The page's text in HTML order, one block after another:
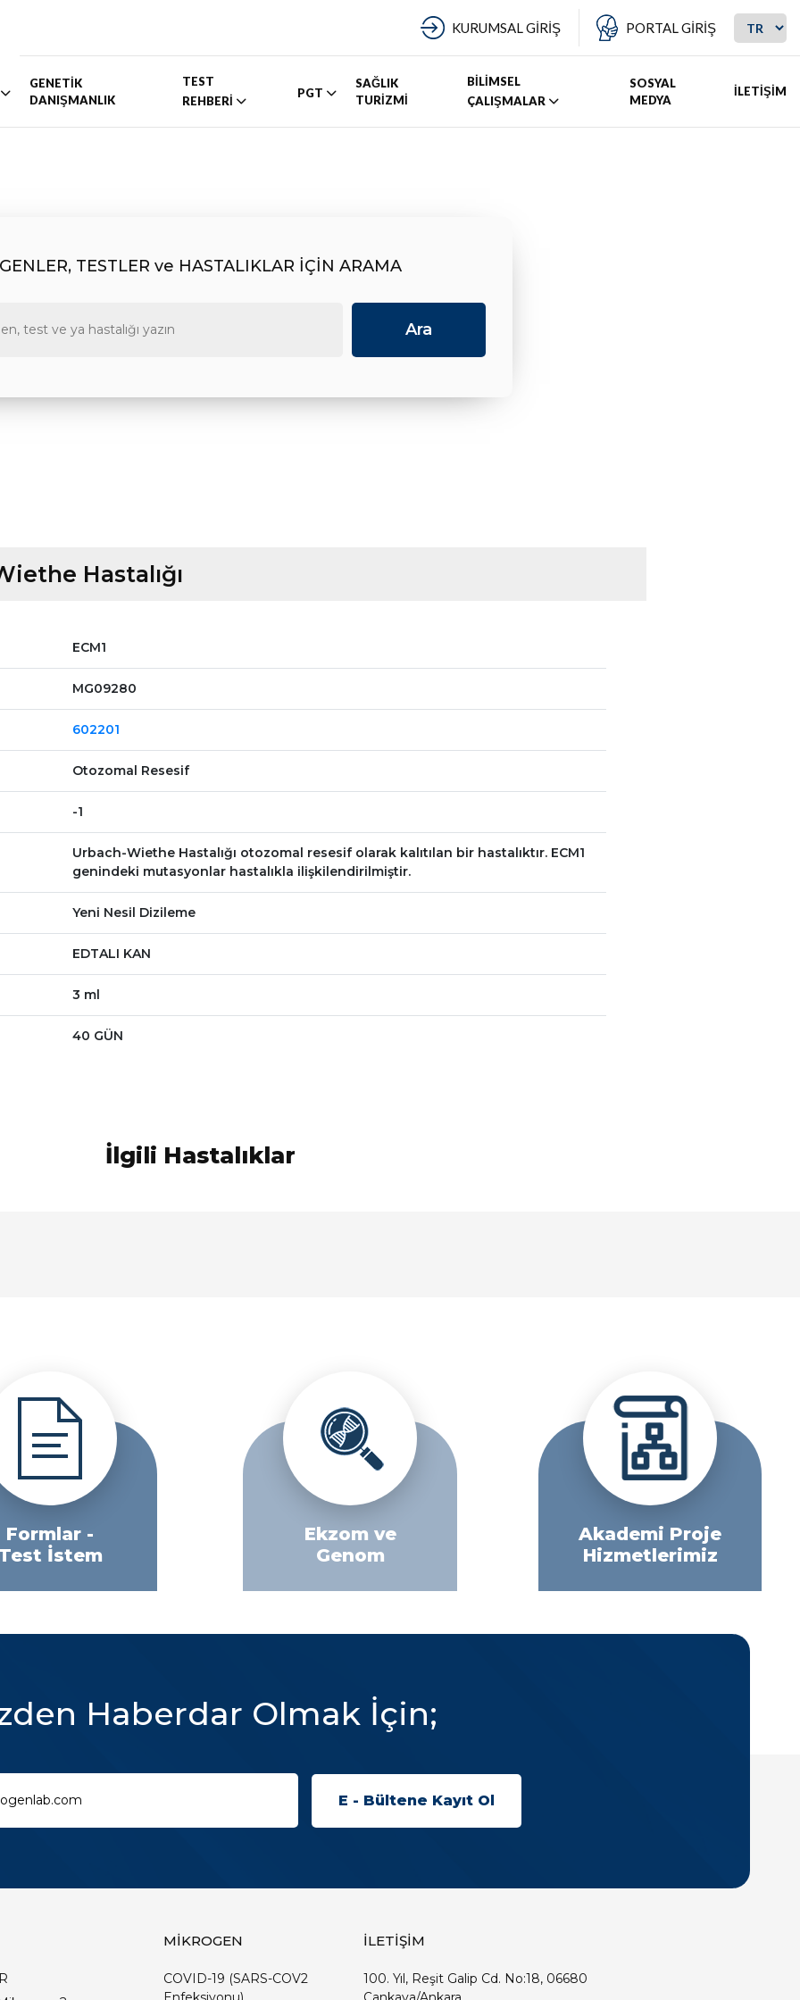
KURUMSAL GİRİŞ PORTAL GİRİŞ
GENETİK
DANIŞMANLIK
TEST
REHBERİ
PGT
SAĞLIK
TURİZMİ
BİLİMSEL
ÇALIŞMALAR
SOSYAL
MEDYA
İLETİŞİM
TESTLER ve HASTALIKLAR İÇİN ARAMA
Hastalığı
ECM1
MG09280
602201
Otozomal Resesif
-1
Urbach-Wiethe Hastalığı otozomal resesif olarak kalıtılan bir hastalıktır. ECM1
genindeki mutasyonlar hastalıkla ilişkilendirilmiştir.
Yeni Nesil Dizileme
EDTALI KAN
3 ml
40 GÜN
İlgili Hastalıklar
Formlar -
İstem
Ekzom ve
Genom
Akademi Proje
Hizmetlerimiz
Haberdar Olmak İçin;
MİKROGEN
COVID-19 (SARS-COV2
İLETİŞİM
100. Yıl, Reşit Galip Cd. No:18, 06680